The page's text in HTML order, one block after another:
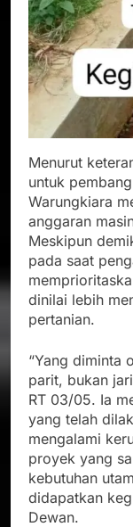
Menurut
untuk
Warungkiara
anggaran
Meskipun
pada saat
dinilai lebih
pertanian.
“Yang diminta
parit, bukan
RT 03/05. Ia
yang telah
mengalami
proyek yang
kebutuhan
didapatkan
Dewan.